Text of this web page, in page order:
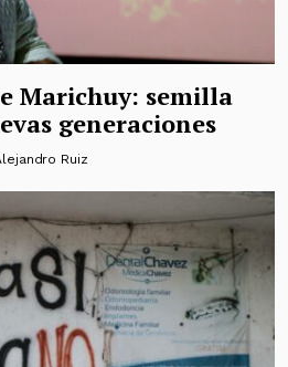
Marichuy: semilla
generaciones
Ruiz